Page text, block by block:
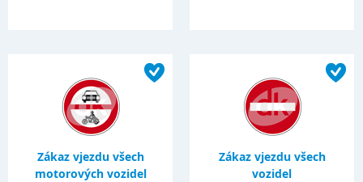
Zákaz vjezdu všech
motorových vozidel
Zákaz vjezdu všech
vozidel